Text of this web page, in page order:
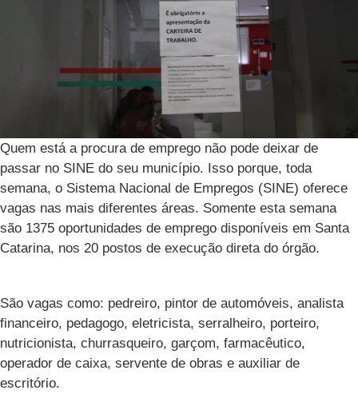
Quem está a procura de emprego não pode deixar de
passar no SINE do seu município. Isso porque, toda
semana, o Sistema Nacional de Empregos (SINE) oferece
vagas nas mais diferentes áreas. Somente esta semana
são 1375 oportunidades de emprego disponíveis em Santa
Catarina, nos 20 postos de execução direta do órgão.
São vagas como: pedreiro, pintor de automóveis, analista
financeiro, pedagogo, eletricista, serralheiro, porteiro,
nutricionista, churrasqueiro, garçom, farmacêutico,
operador de caixa, servente de obras e auxiliar de
escritório.